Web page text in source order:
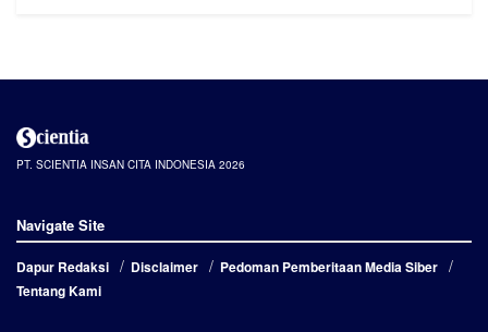
PT. SCIENTIA INSAN CITA INDONESIA 2026
Navigate Site
Dapur Redaksi Disclaimer
Pedoman Pemberitaan Media Siber
Tentang Kami